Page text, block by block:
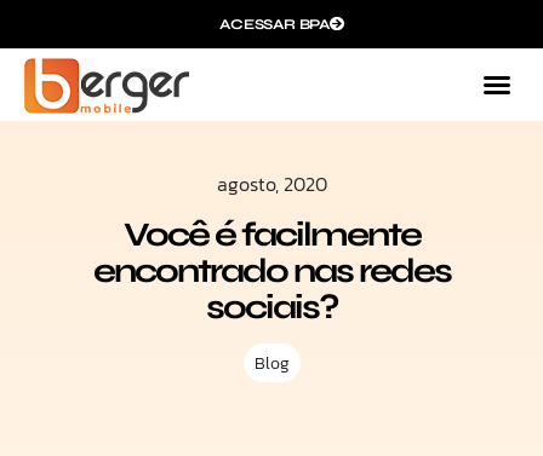
ACESSAR BPA
agosto, 2020
Você é facilmente
encontrado nas redes
sociais?
Blog